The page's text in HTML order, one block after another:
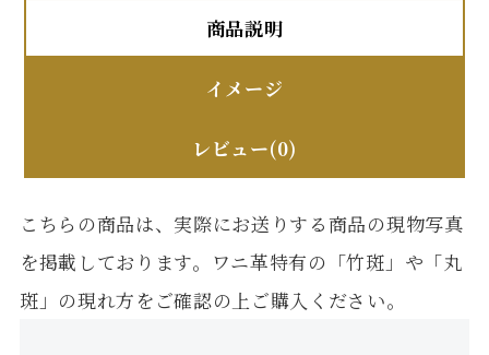
商品説明
イメージ
レビュー(0)
こちらの商品は、実際にお送りする商品の現物写真
を掲載しております。ワニ革特有の「竹斑」や「丸
斑」の現れ方をご確認の上ご購入ください。